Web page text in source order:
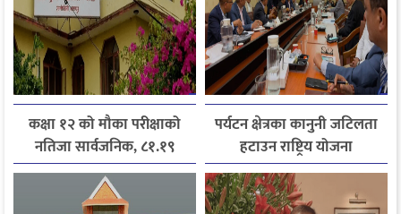
कक्षा १२ को मौका परीक्षाको
नतिजा सार्वजनिक, ८१.१९
प्रतिशत विद्यार्थी उत्तीर्ण
पर्यटन क्षेत्रका कानुनी जटिलता
हटाउन राष्ट्रिय योजना
आयोगसमक्ष होटल संघ
बागमतीका पाँचबुँदे माग